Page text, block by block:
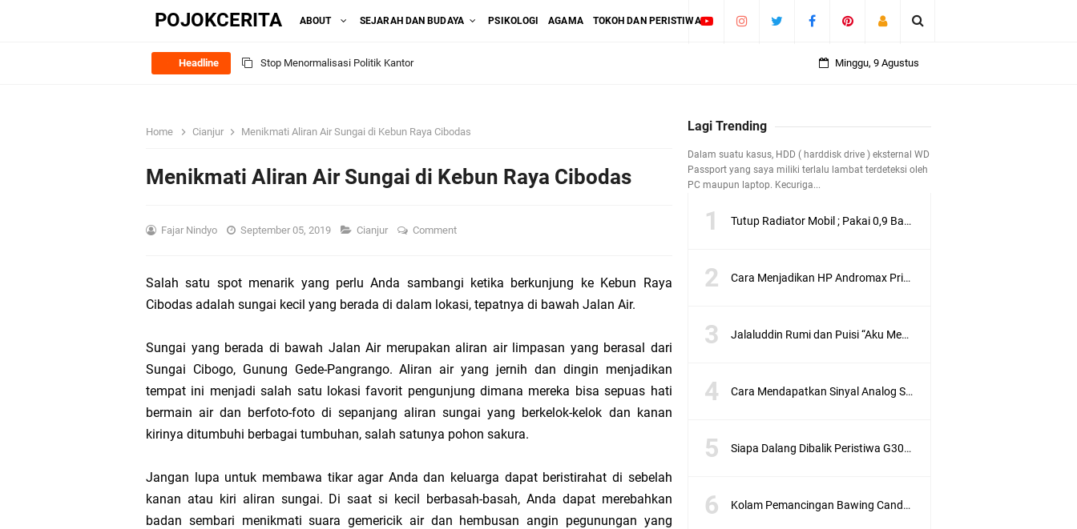
POJOKCERITA ABOUT SEJARAH DAN BUDAYA PSIKOLOGI AGAMA TOKOH DAN PERISTIWA
Headline Stop Menormalisasi Politik Kantor
Asuransi Kesehatan; Lini Bisnis Asuransi Umum atau Asuransi Jiwa?
Makna Dibalik Penjelasan Pasal 2 Ayat (1) UU No. 40 Tahun 2014
Perbedaan ‘Perlakuan’ atas Produk Asuransi Kecelakaan Diri antara UU No. 2 Tahun 1992 dan UU No. 40 Tahun
2014
Sejarah Asuransi Kecelakaan Diri (Personal Accident)
Pesugihan Gunung Kawi dan Sikap Seorang Muslim yang Seharusnya
Julid-nya Orang Indonesia Menjelang Hari Raya Kurban
Saat Tiba Di Persimpangan Jalan
Ketika Permainan “Cari Kelompok” Justru Mengajarkan Pengkhianatan Terselubung
Minggu, 9 Agustus
Home Cianjur Menikmati Aliran Air Sungai di Kebun Raya Cibodas
Menikmati Aliran Air Sungai di Kebun Raya Cibodas
Fajar Nindyo September 05, 2019 Cianjur Comment
Salah satu spot menarik yang perlu Anda sambangi ketika berkunjung ke Kebun Raya
Cibodas adalah sungai kecil yang berada di dalam lokasi, tepatnya di bawah Jalan Air.
Sungai yang berada di bawah Jalan Air merupakan aliran air limpasan yang berasal dari
Sungai Cibogo, Gunung Gede-Pangrango. Aliran air yang jernih dan dingin menjadikan
tempat ini menjadi salah satu lokasi favorit pengunjung dimana mereka bisa sepuas hati
bermain air dan berfoto-foto di sepanjang aliran sungai yang berkelok-kelok dan kanan
kirinya ditumbuhi berbagai tumbuhan, salah satunya pohon sakura.
Jangan lupa untuk membawa tikar agar Anda dan keluarga dapat beristirahat di sebelah
kanan atau kiri aliran sungai. Di saat si kecil berbasah-basah, Anda dapat merebahkan
badan sembari menikmati suara gemericik air dan hembusan angin pegunungan yang
Lagi Trending
Dalam suatu kasus, HDD ( harddisk drive ) eksternal WD
Passport yang saya miliki terlalu lambat terdeteksi oleh
PC maupun laptop. Kecuriga...
Tutup Radiator Mobil ; Pakai 0,9 Bar atau 1,1 Bar ?
Cara Menjadikan HP Andromax Prime 4G LTE sebagai Perangkat Wifi Hotspot
Jalaluddin Rumi dan Puisi “Aku Mencintamu dalam Diam”
Cara Mendapatkan Sinyal Analog Stasiun Trans TV di Jakarta
Siapa Dalang Dibalik Peristiwa G30S 1965 ?
Kolam Pemancingan Bawing Candra Kirana, Sukadiri, Tangerang